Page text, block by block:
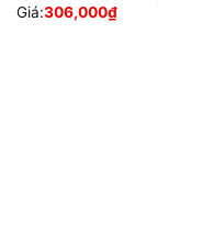
Giá:306,000₫